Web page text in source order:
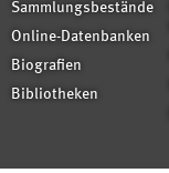
Sammlungsbestände
Online-Datenbanken
Biografien
Bibliotheken